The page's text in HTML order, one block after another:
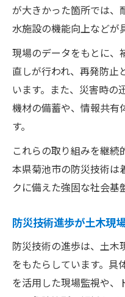
が大きかった箇所では、
水施設の機能向上などが
現場のデータをもとに、
直しが行われ、再発防止
います。また、災害時の
機材の備蓄や、情報共有
す。
これらの取り組みを継
本県菊池市の防災技術は
クに備えた強固な社会基
防災技術進歩が土木現
防災技術の進歩は、土木
をもたらしています。具
を活用した現場監視や、